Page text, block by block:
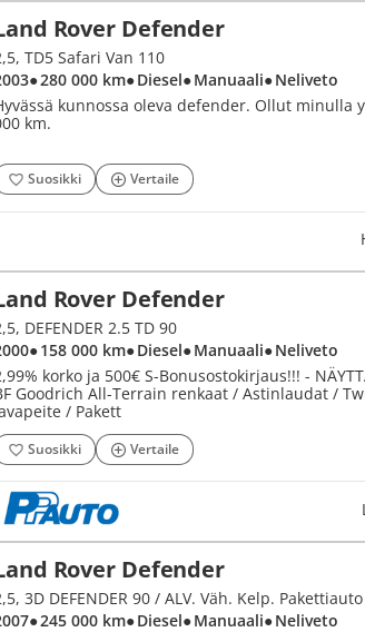
Rover Defender
TD5 Safari Van 110
● 280 000 km● Diesel● Manuaali● Neliveto
kunnossa oleva defender. Ollut
km.
Suosikki Vertaile
Rover Defender
DEFENDER 2.5 TD 90
● 158 000 km● Diesel● Manuaali● Neliveto
korko ja 500€ S-Bonusostokirjaus!!! -
Goodrich All-Terrain renkaat / Astinlaudat /
/ Pakett
Suosikki Vertaile
Rover Defender
● 245 000 km● Diesel● Manuaali● Neliveto